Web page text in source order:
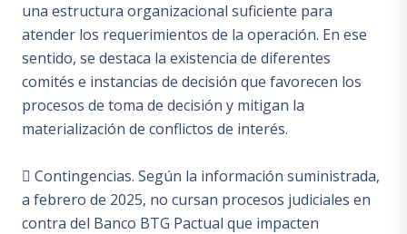
una estructura organizacional suficiente para
atender los requerimientos de la operación. En ese
sentido, se destaca la existencia de diferentes
comités e instancias de decisión que favorecen los
procesos de toma de decisión y mitigan la
materialización de conflictos de interés.
 Contingencias. Según la información suministrada,
a febrero de 2025, no cursan procesos judiciales en
contra del Banco BTG Pactual que impacten